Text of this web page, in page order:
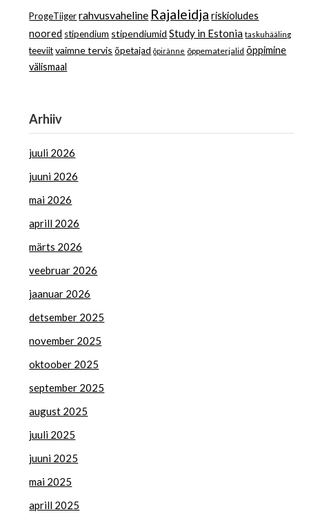
ProgeTiiger rahvusvaheline Rajaleidja riskioludes
noored stipendium stipendiumid Study in Estonia taskuhääling
teeviit vaimne tervis õpetajad õpiränne õppematerjalid õppimine
välismaal
Arhiiv
juuli 2026
juuni 2026
mai 2026
aprill 2026
märts 2026
veebruar 2026
jaanuar 2026
detsember 2025
november 2025
oktoober 2025
september 2025
august 2025
juuli 2025
juuni 2025
mai 2025
aprill 2025